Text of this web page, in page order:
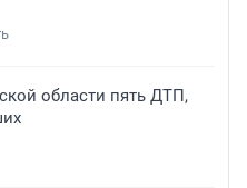
области пять ДТП,